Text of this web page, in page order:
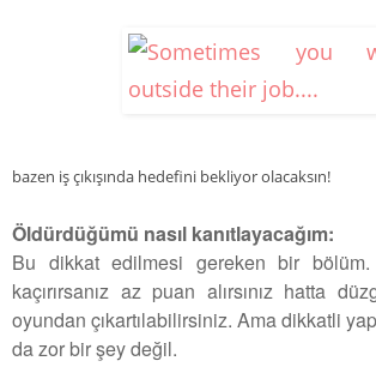
bazen iş çıkışında hedefini bekliyor olacaksın!
Öldürdüğümü nasıl kanıtlayacağım:
Bu dikkat edilmesi gereken bir bölüm.
kaçırırsanız az puan alırsınız hatta
oyundan çıkartılabilirsiniz. Ama dikkatli
da zor bir şey değil.